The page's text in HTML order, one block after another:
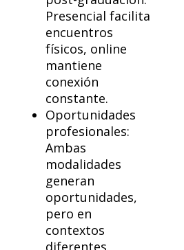
Presencial facilita
encuentros
físicos, online
mantiene
conexión
constante.
Oportunidades
profesionales:
Ambas
modalidades
generan
oportunidades,
pero en
contextos